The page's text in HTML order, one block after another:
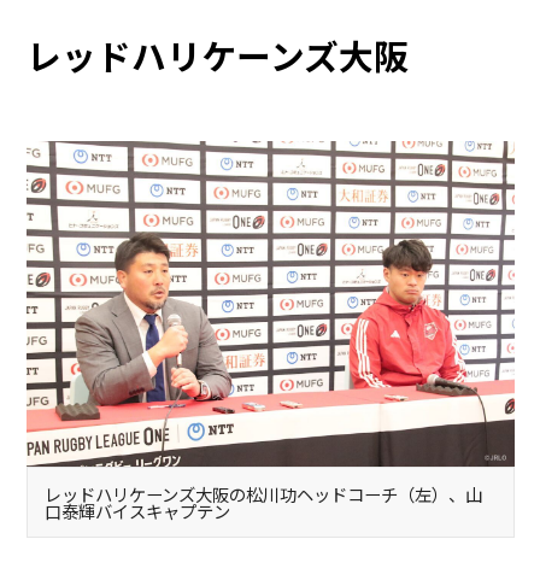
レッドハリケーンズ大阪
レッドハリケーンズ大阪の松川功ヘッドコーチ（左）、山
口泰輝バイスキャプテン